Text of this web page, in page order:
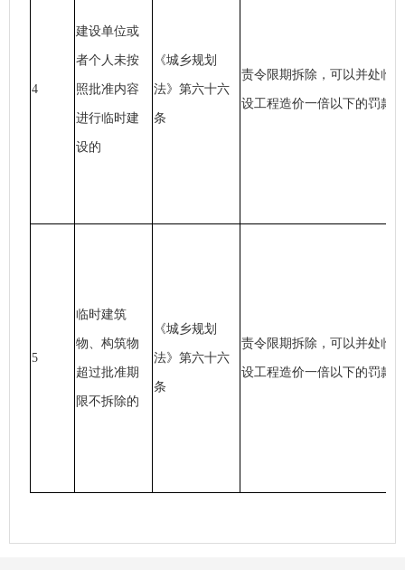
4
建设单位或
者个人未按
照批准内容
进行临时建
设的
《城乡规划
法》第六十六
条
责令限期拆除，可以并处临
设工程造价一倍以下的罚款
5
临时建筑
物、构筑物
超过批准期
限不拆除的
《城乡规划
法》第六十六
条
责令限期拆除，可以并处临
设工程造价一倍以下的罚款